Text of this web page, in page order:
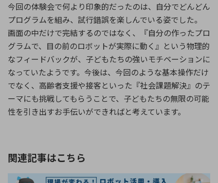
今回の体験会で何より印象的だったのは、自分でどんどん
プログラムを組み、試行錯誤を楽しんでいる姿でした。
画面の中だけで完結するのではなく、『自分の作ったプロ
グラムで、目の前のロボットが実際に動く』という物理的
なフィードバックが、子どもたちの強いモチベーションに
なっていたようです。今後は、今回のような基本操作だけ
でなく、高齢者支援や接客といった『社会課題解決』のテ
ーマにも挑戦してもらうことで、子どもたちの無限の可能
性を引き出すお手伝いができればと考えています。
関連記事はこちら